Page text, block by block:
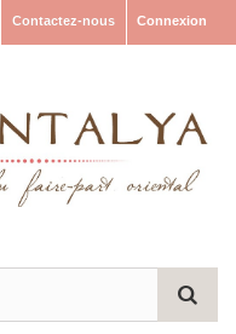
Connexion
Contactez-nous